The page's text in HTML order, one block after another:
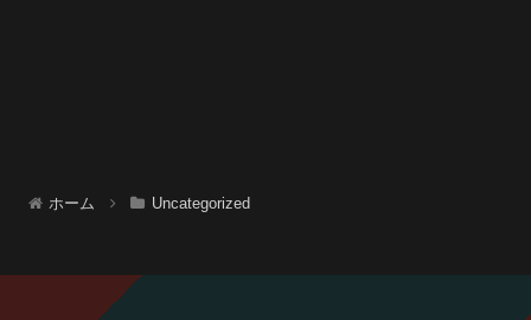
ホーム Uncategorized